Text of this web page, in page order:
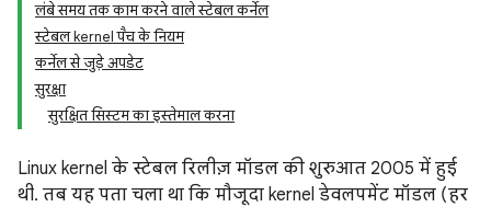
लंबे समय तक काम करने वाले स्टेबल कर्नेल
स्टेबल kernel पैच के नियम
कर्नेल से जुड़े अपडेट
सुरक्षा
सुरक्षित सिस्टम का इस्तेमाल करना
Linux kernel के स्टेबल रिलीज़ मॉडल की शुरुआत 2005 में हुई
थी. तब यह पता चला था कि मौजूदा kernel डेवलपमेंट मॉडल (हर